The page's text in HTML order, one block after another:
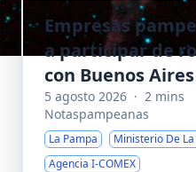
Empresas
a participar de
con Buenos Aires
5 agosto 2026 · 2 mins
Notaspampeanas
La Pampa
Ministerio De
Agencia I-COMEX